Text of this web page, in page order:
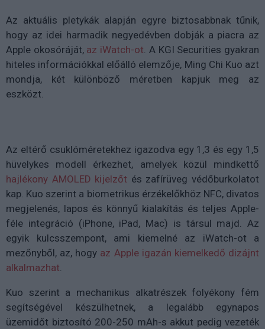
Az aktuális pletykák alapján egyre biztosabbnak tűnik,
hogy az idei harmadik negyedévben dobják a piacra az
Apple okosóráját, az iWatch-ot. A KGI Securities gyakran
hiteles információkkal előálló elemzője, Ming Chi Kuo azt
mondja, két különböző méretben kapjuk meg az
eszközt.
Az eltérő csuklóméretekhez igazodva egy 1,3 és egy 1,5
hüvelykes modell érkezhet, amelyek közül mindkettő
hajlékony AMOLED kijelzőt és zafírüveg védőburkolatot
kap. Kuo szerint a biometrikus érzékelőkhöz NFC, divatos
megjelenés, lapos és könnyű kialakítás és teljes Apple-
féle integráció (iPhone, iPad, Mac) is társul majd. Az
egyik kulcsszempont, ami kiemelné az iWatch-ot a
mezőnyből, az, hogy az Apple igazán kiemelkedő dizájnt
alkalmazhat.
Kuo szerint a mechanikus alkatrészek folyékony fém
segítségével készülhetnek, a legalább egynapos
üzemidőt biztosító 200-250 mAh-s akkut pedig vezeték